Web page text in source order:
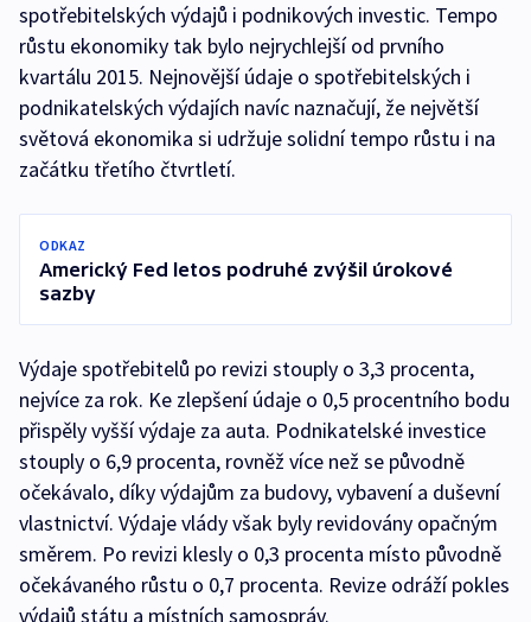
spotřebitelských výdajů i podnikových investic. Tempo
růstu ekonomiky tak bylo nejrychlejší od prvního
kvartálu 2015. Nejnovější údaje o spotřebitelských i
podnikatelských výdajích navíc naznačují, že největší
světová ekonomika si udržuje solidní tempo růstu i na
začátku třetího čtvrtletí.
ODKAZ
Americký Fed letos podruhé zvýšil úrokové
sazby
Výdaje spotřebitelů po revizi stouply o 3,3 procenta,
nejvíce za rok. Ke zlepšení údaje o 0,5 procentního bodu
přispěly vyšší výdaje za auta. Podnikatelské investice
stouply o 6,9 procenta, rovněž více než se původně
očekávalo, díky výdajům za budovy, vybavení a duševní
vlastnictví. Výdaje vlády však byly revidovány opačným
směrem. Po revizi klesly o 0,3 procenta místo původně
očekávaného růstu o 0,7 procenta. Revize odráží pokles
výdajů státu a místních samospráv.